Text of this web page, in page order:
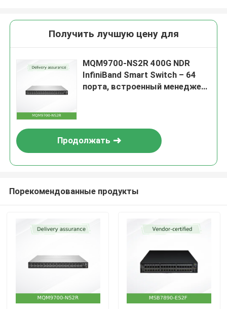
Получить лучшую цену для
MQM9700-NS2R 400G NDR
InfiniBand Smart Switch – 64
порта, встроенный менеджер
Продолжать
Порекомендованные продукты